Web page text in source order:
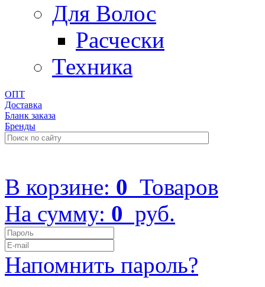
Для Волос
Расчески
Техника
ОПТ
Доставка
Бланк заказа
Бренды
В корзине: 0 Товаров
На сумму: 0 руб.
Напомнить пароль?